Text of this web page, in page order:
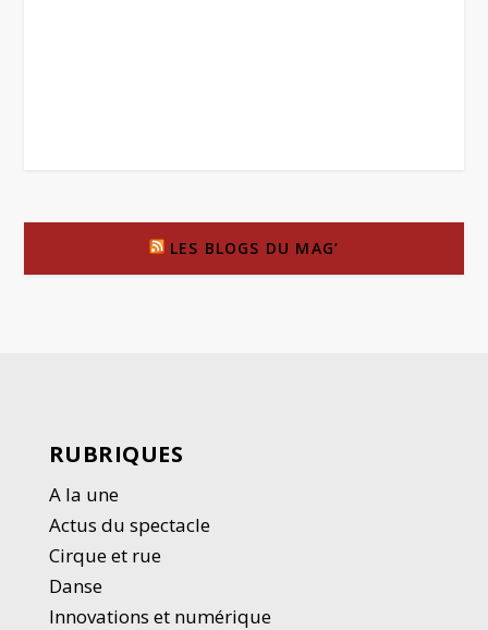
LES BLOGS DU MAG’
RUBRIQUES
A la une
Actus du spectacle
Cirque et rue
Danse
Innovations et numérique